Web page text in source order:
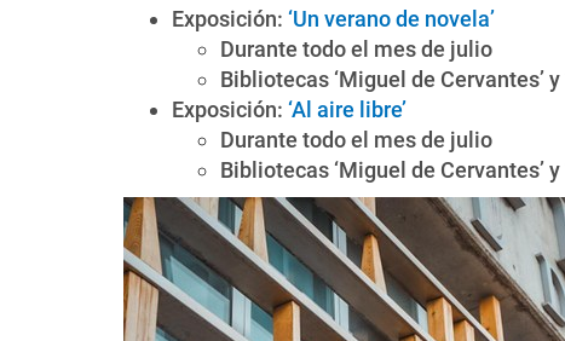
Exposición: ‘Un verano de novela’
Durante todo el mes de julio
Bibliotecas ‘Miguel de Cervantes’
Exposición: ‘Al aire libre’
Durante todo el mes de julio
Bibliotecas ‘Miguel de Cervantes’